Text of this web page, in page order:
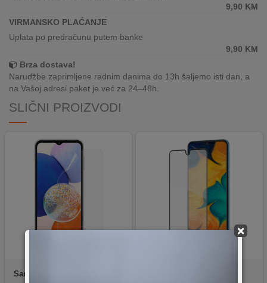
REKLAMACIJA
I
O
NAMA
KATALOZI
INOSTRANSTVA
DIGITALIS
×
9,90 KM
VIRMANSKO PLAĆANJE
Uplata po predračunu putem banke
9,90 KM
Brza dostava!
Narudžbe zaprimljene radnim danima do 13h šaljemo isti dan, a
na Vašoj adresi paket je već za 24–48h.
SLIČNI PROIZVODI
Samsung